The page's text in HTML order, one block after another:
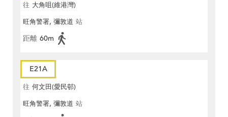
往 大角咀(維港灣)
旺角警署, 彌敦道 站
距離 60m
E21A
往 何文田(愛民邨)
旺角警署, 彌敦道 站